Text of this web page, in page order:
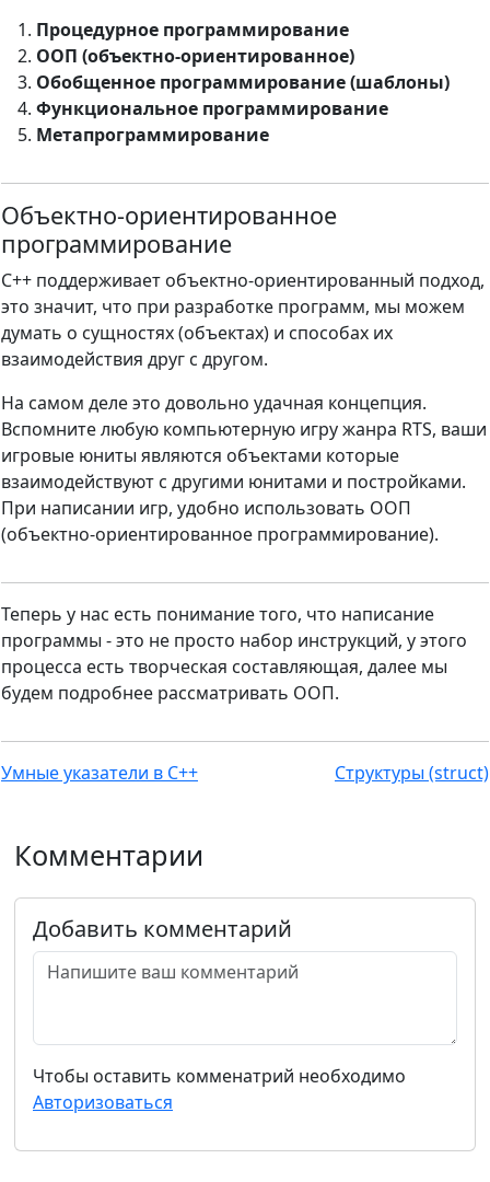
Процедурное программирование
ООП (объектно-ориентированное)
Обобщенное программирование (шаблоны)
Функциональное программирование
Метапрограммирование
Объектно-ориентированное
программирование
C++ поддерживает объектно-ориентированный подход,
это значит, что при разработке программ, мы можем
думать о сущностях (объектах) и способах их
взаимодействия друг с другом.
На самом деле это довольно удачная концепция.
Вспомните любую компьютерную игру жанра RTS, ваши
игровые юниты являются объектами которые
взаимодействуют с другими юнитами и постройками.
При написании игр, удобно использовать ООП
(объектно-ориентированное программирование).
Теперь у нас есть понимание того, что написание
программы - это не просто набор инструкций, у этого
процесса есть творческая составляющая, далее мы
будем подробнее рассматривать ООП.
Умные указатели в С++ Структуры (struct)
Комментарии
Добавить комментарий
Чтобы оставить комменатрий необходимо
Авторизоваться